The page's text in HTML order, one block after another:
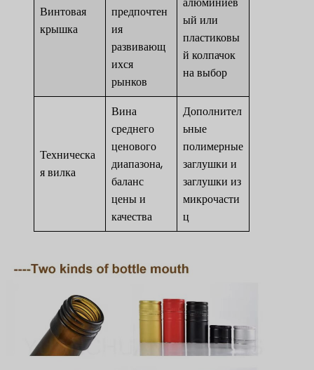
Винтовая
крышка
предпочтен
ия
развивающ
ихся
рынков
ый или
пластиковы
й колпачок
на выбор
Техническа
я вилка
Вина
среднего
ценового
диапазона,
баланс
цены и
качества
Дополнител
ьные
полимерные
заглушки и
заглушки из
микрочасти
ц